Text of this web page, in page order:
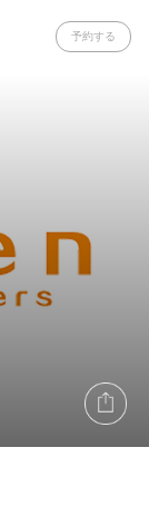
予約する